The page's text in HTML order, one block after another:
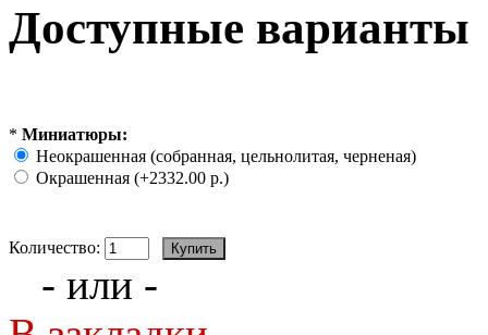
Доступные варианты
* Миниатюры:
Неокрашенная (собранная, цельнолитая, черненая)
Окрашенная (+2332.00 р.)
Количество:
- или -